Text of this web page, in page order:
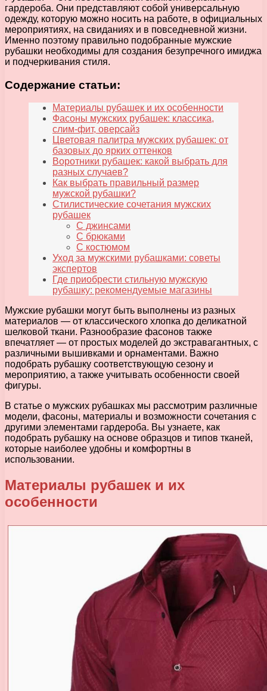
гардероба. Они представляют собой универсальную
одежду, которую можно носить на работе, в официальных
мероприятиях, на свиданиях и в повседневной жизни.
Именно поэтому правильно подобранные мужские
рубашки необходимы для создания безупречного имиджа
и подчеркивания стиля.
Содержание статьи:
Материалы рубашек и их особенности
Фасоны мужских рубашек: классика,
слим-фит, оверсайз
Цветовая палитра мужских рубашек: от
базовых до ярких оттенков
Воротники рубашек: какой выбрать для
разных случаев?
Как выбрать правильный размер
мужской рубашки?
Стилистические сочетания мужских
рубашек
С джинсами
С брюками
С костюмом
Уход за мужскими рубашками: советы
экспертов
Где приобрести стильную мужскую
рубашку: рекомендуемые магазины
Мужские рубашки могут быть выполнены из разных
материалов — от классического хлопка до деликатной
шелковой ткани. Разнообразие фасонов также
впечатляет — от простых моделей до экстравагантных, с
различными вышивками и орнаментами. Важно
подобрать рубашку соответствующую сезону и
мероприятию, а также учитывать особенности своей
фигуры.
В статье о мужских рубашках мы рассмотрим различные
модели, фасоны, материалы и возможности сочетания с
другими элементами гардероба. Вы узнаете, как
подобрать рубашку на основе образцов и типов тканей,
которые наиболее удобны и комфортны в
использовании.
Материалы рубашек и их
особенности